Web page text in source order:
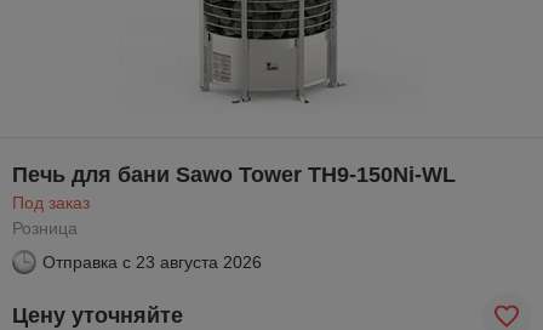
Печь для бани Sawo Tower TH9-150Ni-WL
Под заказ
Розница
Отправка с 23 августа 2026
Цену уточняйте